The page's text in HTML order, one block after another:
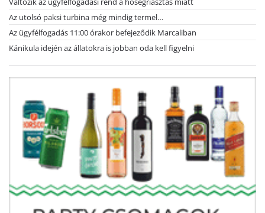
Az utolsó paksi turbina még mindig termel…
Az ügyfélfogadás 11:00 órakor befejeződik Marcaliban
Kánikula idején az állatokra is jobban oda kell figyelni